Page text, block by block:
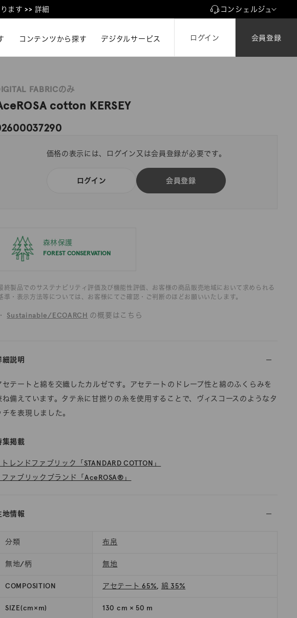
ます >> 詳細 コンシェルジュ
コンテンツから探す
コンテンツから探す デジタルサービス ログイン 会員登録
FABRICのみ
cotton KERSEY
価格の表示には、ログイン又は会員登録が必要です。
ログイン 会員登録
森林保護
FOREST CONSERVATION
終製品でのサステナビリティ評価及び機能性評価、お客様の商品販売地域において求められる
準・表示方法等については、お客様にてご確認・ご判断のほどお願いいたします。
・ Sustainable/ECOARCH の概要はこちら
細説明
セテートと綿を交織したカルゼです。アセテートのドレープ性と綿のふくらみを
ね備えています。タテ糸に甘撚りの糸を使用することで、ヴィスコースのようなタ
チを表現しました。
集掲載
レンドファブリック「STANDARD COTTON」
ファブリックブランド「AceROSA®」
地情報
分類 布帛
無地/柄 無地
COMPOSITION アセテート 65%, 綿 35%
SIZE(cm×m) 130 cm × 50 m